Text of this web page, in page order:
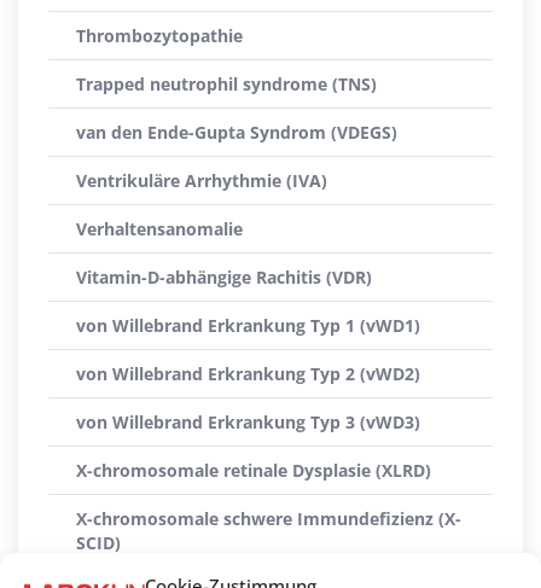
Thrombozytopathie
Trapped neutrophil syndrome (TNS)
van den Ende-Gupta Syndrom (VDEGS)
Ventrikuläre Arrhythmie (IVA)
Verhaltensanomalie
Vitamin-D-abhängige Rachitis (VDR)
von Willebrand Erkrankung Typ 1 (vWD1)
von Willebrand Erkrankung Typ 2 (vWD2)
von Willebrand Erkrankung Typ 3 (vWD3)
X-chromosomale retinale Dysplasie (XLRD)
X-chromosomale schwere Immundefizienz (X-
SCID)